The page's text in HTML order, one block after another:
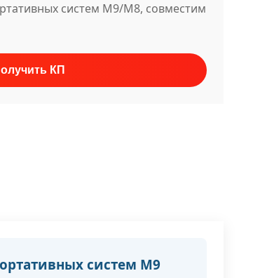
систем M9/M8, совместим
систем M9